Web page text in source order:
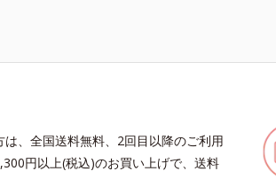
は、全国送料無料、2回目以降のご利用
円以上(税込)のお買い上げで、送料